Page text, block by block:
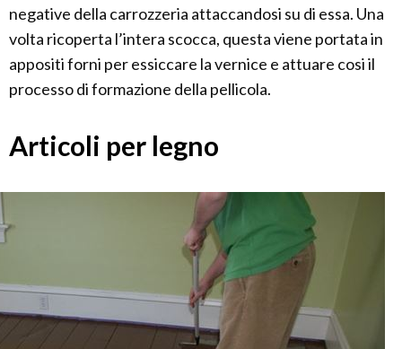
negative della carrozzeria attaccandosi su di essa. Una
volta ricoperta l’intera scocca, questa viene portata in
appositi forni per essiccare la vernice e attuare cosi il
processo di formazione della pellicola.
Articoli per legno